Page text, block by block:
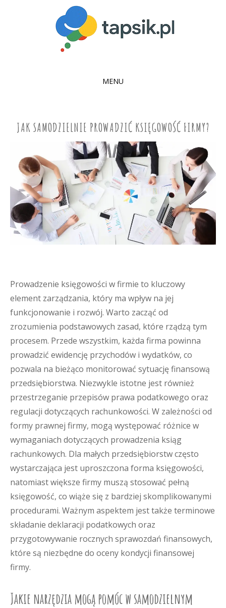
MENU
CONTENT
JAK SAMODZIELNIE PROWADZIĆ KSIĘGOWOŚĆ FIRMY?
Prowadzenie księgowości w firmie to kluczowy
element zarządzania, który ma wpływ na jej
funkcjonowanie i rozwój. Warto zacząć od
zrozumienia podstawowych zasad, które rządzą tym
procesem. Przede wszystkim, każda firma powinna
prowadzić ewidencję przychodów i wydatków, co
pozwala na bieżąco monitorować sytuację finansową
przedsiębiorstwa. Niezwykle istotne jest również
przestrzeganie przepisów prawa podatkowego oraz
regulacji dotyczących rachunkowości. W zależności od
formy prawnej firmy, mogą występować różnice w
wymaganiach dotyczących prowadzenia ksiąg
rachunkowych. Dla małych przedsiębiorstw często
wystarczająca jest uproszczona forma księgowości,
natomiast większe firmy muszą stosować pełną
księgowość, co wiąże się z bardziej skomplikowanymi
procedurami. Ważnym aspektem jest także terminowe
składanie deklaracji podatkowych oraz
przygotowywanie rocznych sprawozdań finansowych,
które są niezbędne do oceny kondycji finansowej
firmy.
Jakie narzędzia mogą pomóc w samodzielnym